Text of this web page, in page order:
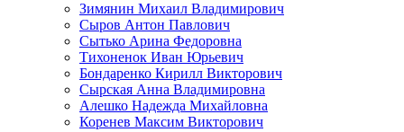
Зимянин Михаил Владимирович
Сыров Антон Павлович
Сытько Арина Федоровна
Тихоненок Иван Юрьевич
Бондаренко Кирилл Викторович
Сырская Анна Владимировна
Алешко Надежда Михайловна
Коренев Максим Викторович